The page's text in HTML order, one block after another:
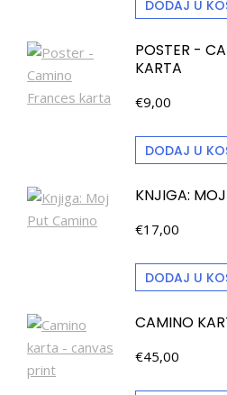
DODAJ U
POSTER -
KARTA
€9,00
DODAJ U
KNJIGA:
€17,00
DODAJ U
CAMINO
€45,00